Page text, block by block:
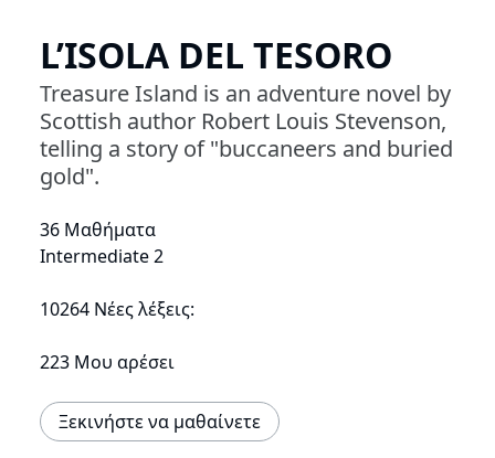
L’ISOLA DEL TESORO
Treasure Island is an adventure novel by
Scottish author Robert Louis Stevenson,
telling a story of "buccaneers and buried
gold".
36 Μαθήματα
Intermediate 2
10264 Νέες λέξεις:
223 Μου αρέσει
Ξεκινήστε να μαθαίνετε